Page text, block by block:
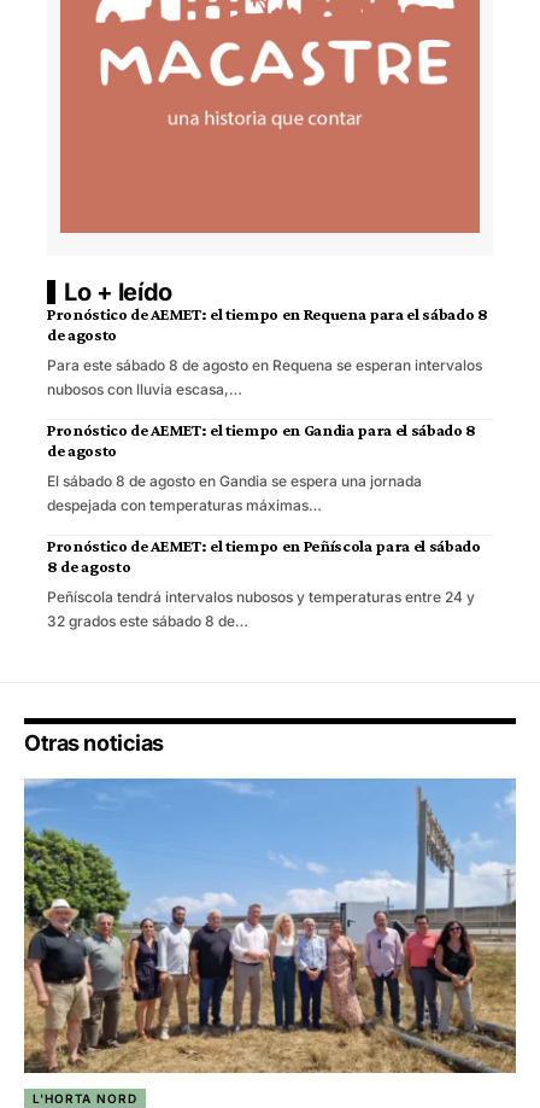
Lo + leído
Pronóstico de AEMET: el tiempo en Requena para el sábado 8
de agosto
Para este sábado 8 de agosto en Requena se esperan intervalos
nubosos con lluvia escasa,…
Pronóstico de AEMET: el tiempo en Gandia para el sábado 8
de agosto
El sábado 8 de agosto en Gandia se espera una jornada
despejada con temperaturas máximas…
Pronóstico de AEMET: el tiempo en Peñíscola para el sábado
8 de agosto
Peñíscola tendrá intervalos nubosos y temperaturas entre 24 y
32 grados este sábado 8 de…
Otras noticias
L'HORTA NORD